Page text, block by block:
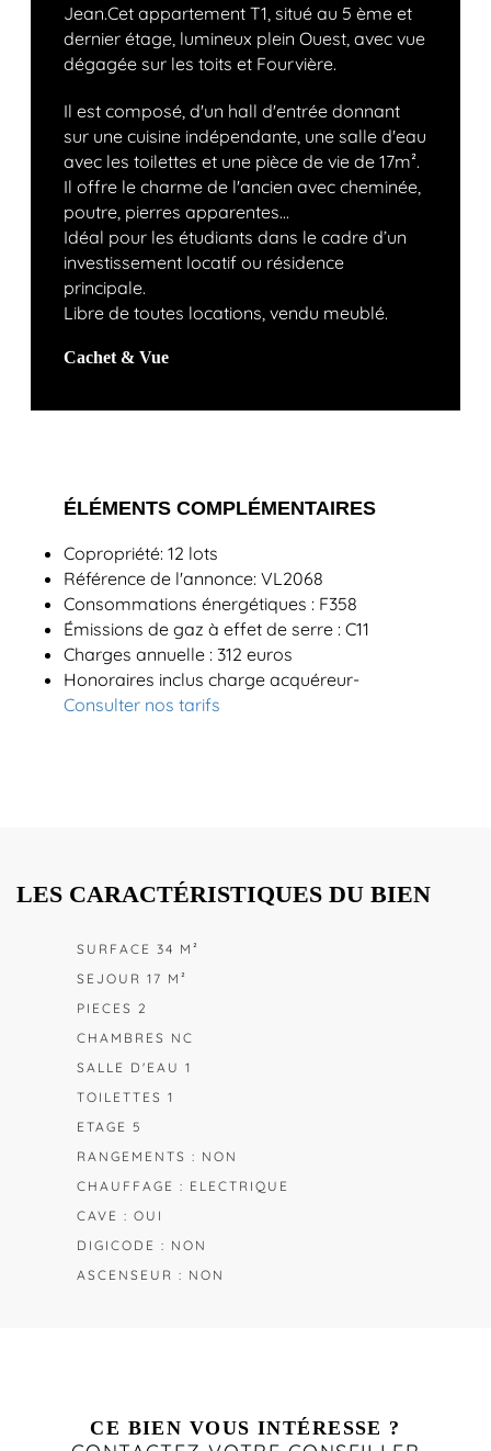
Jean.Cet appartement T1, situé au 5 ème et
dernier étage, lumineux plein Ouest, avec vue
dégagée sur les toits et Fourvière.
Il est composé, d'un hall d'entrée donnant
sur une cuisine indépendante, une salle d'eau
avec les toilettes et une pièce de vie de 17m².
Il offre le charme de l'ancien avec cheminée,
poutre, pierres apparentes...
Idéal pour les étudiants dans le cadre d’un
investissement locatif ou résidence
principale.
Libre de toutes locations, vendu meublé.
Cachet & Vue
ÉLÉMENTS COMPLÉMENTAIRES
Copropriété: 12 lots
Référence de l'annonce: VL2068
Consommations énergétiques : F358
Émissions de gaz à effet de serre : C11
Charges annuelle : 312 euros
Honoraires inclus charge acquéreur-
Consulter nos tarifs
LES CARACTÉRISTIQUES DU BIEN
SURFACE 34 M²
SEJOUR 17 M²
PIECES 2
CHAMBRES NC
SALLE D'EAU 1
TOILETTES 1
ETAGE 5
RANGEMENTS : NON
CHAUFFAGE : ELECTRIQUE
CAVE : OUI
DIGICODE : NON
ASCENSEUR : NON
CE BIEN VOUS INTÉRESSE ?